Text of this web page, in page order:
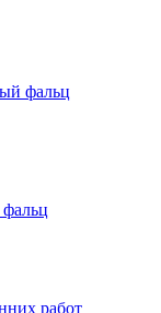
фальц
работ